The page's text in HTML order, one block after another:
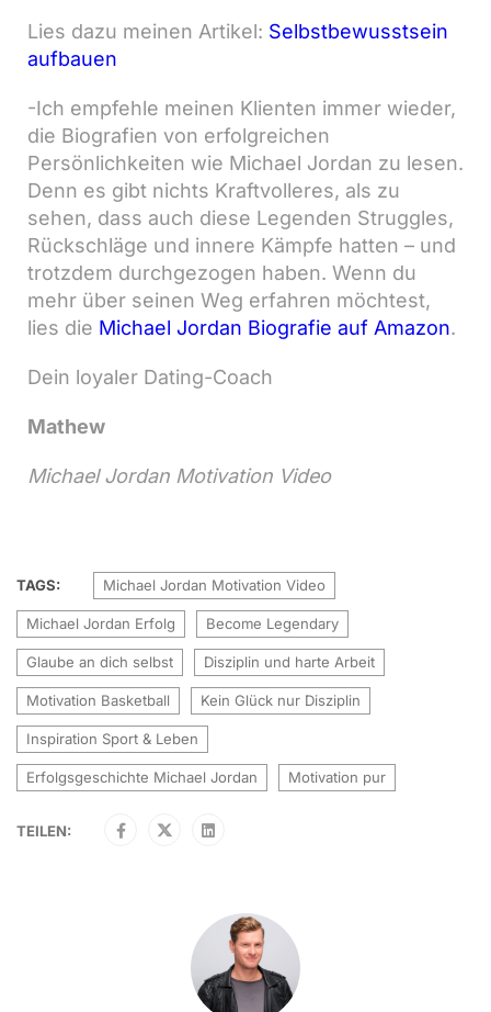
Lies dazu meinen Artikel: Selbstbewusstsein
aufbauen
-Ich empfehle meinen Klienten immer wieder,
die Biografien von erfolgreichen
Persönlichkeiten wie Michael Jordan zu lesen.
Denn es gibt nichts Kraftvolleres, als zu
sehen, dass auch diese Legenden Struggles,
Rückschläge und innere Kämpfe hatten – und
trotzdem durchgezogen haben. Wenn du
mehr über seinen Weg erfahren möchtest,
lies die Michael Jordan Biografie auf Amazon.
Dein loyaler Dating-Coach
Mathew
Michael Jordan Motivation Video
TAGS: Michael Jordan Motivation Video
Michael Jordan Erfolg Become Legendary
Glaube an dich selbst Disziplin und harte Arbeit
Motivation Basketball Kein Glück nur Disziplin
Inspiration Sport & Leben
Erfolgsgeschichte Michael Jordan Motivation pur
TEILEN: